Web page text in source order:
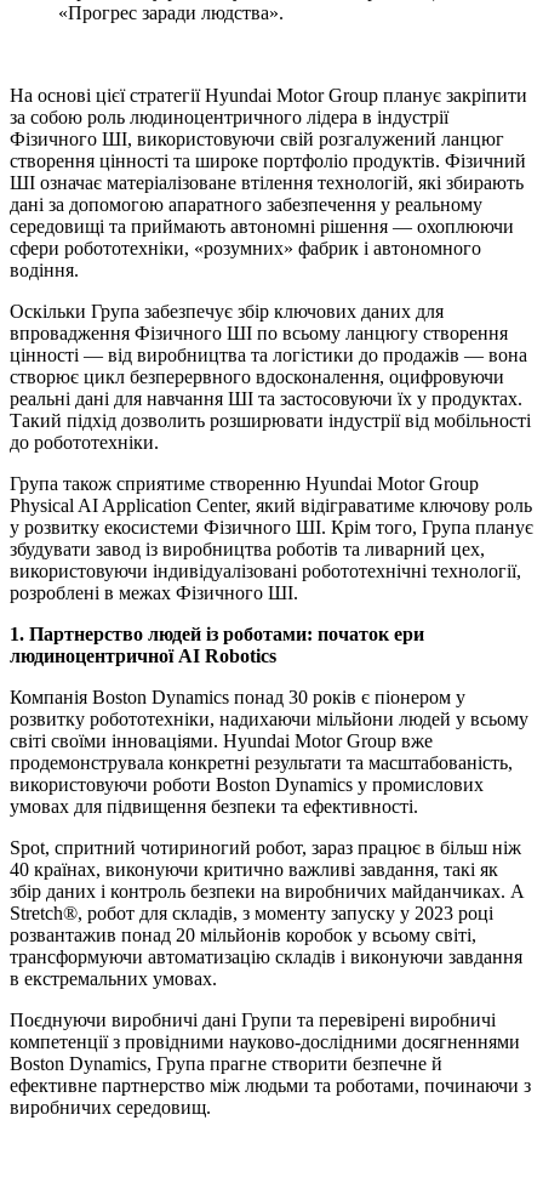
«Прогрес заради людства».
На основі цієї стратегії Hyundai Motor Group планує закріпити
за собою роль людиноцентричного лідера в індустрії
Фізичного ШІ, використовуючи свій розгалужений ланцюг
створення цінності та широке портфоліо продуктів. Фізичний
ШІ означає матеріалізоване втілення технологій, які збирають
дані за допомогою апаратного забезпечення у реальному
середовищі та приймають автономні рішення — охоплюючи
сфери робототехніки, «розумних» фабрик і автономного
водіння.
Оскільки Група забезпечує збір ключових даних для
впровадження Фізичного ШІ по всьому ланцюгу створення
цінності — від виробництва та логістики до продажів — вона
створює цикл безперервного вдосконалення, оцифровуючи
реальні дані для навчання ШІ та застосовуючи їх у продуктах.
Такий підхід дозволить розширювати індустрії від мобільності
до робототехніки.
Група також сприятиме створенню Hyundai Motor Group
Physical AI Application Center, який відіграватиме ключову роль
у розвитку екосистеми Фізичного ШІ. Крім того, Група планує
збудувати завод із виробництва роботів та ливарний цех,
використовуючи індивідуалізовані робототехнічні технології,
розроблені в межах Фізичного ШІ.
1. Партнерство людей із роботами: початок ери
людиноцентричної AI Robotics
Компанія Boston Dynamics понад 30 років є піонером у
розвитку робототехніки, надихаючи мільйони людей у всьому
світі своїми інноваціями. Hyundai Motor Group вже
продемонструвала конкретні результати та масштабованість,
використовуючи роботи Boston Dynamics у промислових
умовах для підвищення безпеки та ефективності.
Spot, спритний чотириногий робот, зараз працює в більш ніж
40 країнах, виконуючи критично важливі завдання, такі як
збір даних і контроль безпеки на виробничих майданчиках. А
Stretch®, робот для складів, з моменту запуску у 2023 році
розвантажив понад 20 мільйонів коробок у всьому світі,
трансформуючи автоматизацію складів і виконуючи завдання
в екстремальних умовах.
Поєднуючи виробничі дані Групи та перевірені виробничі
компетенції з провідними науково-дослідними досягненнями
Boston Dynamics, Група прагне створити безпечне й
ефективне партнерство між людьми та роботами, починаючи з
виробничих середовищ.